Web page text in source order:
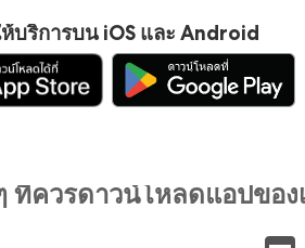
บริการบน iOS และ Android
ที่ควรดาวน์โหลดแอปของ